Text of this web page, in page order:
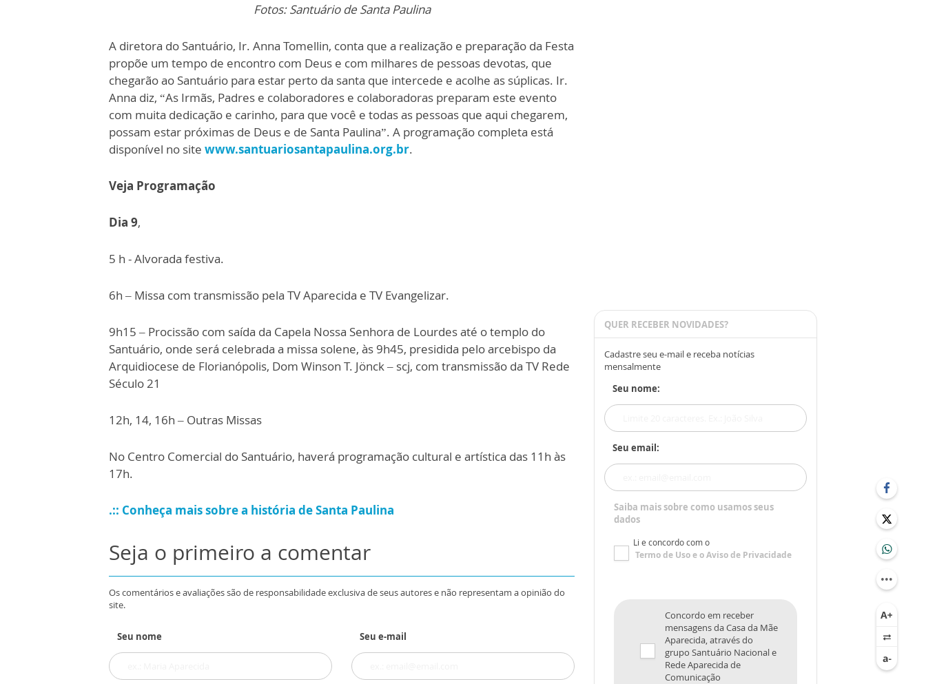
Fotos: Santuário de Santa Paulina
A diretora do Santuário, Ir. Anna Tomellin, conta que a realização e preparação da Festa
propõe um tempo de encontro com Deus e com milhares de pessoas devotas, que
chegarão ao Santuário para estar perto da santa que intercede e acolhe as súplicas. Ir.
Anna diz, “As Irmãs, Padres e colaboradores e colaboradoras preparam este evento
com muita dedicação e carinho, para que você e todas as pessoas que aqui chegarem,
possam estar próximas de Deus e de Santa Paulina”. A programação completa está
disponível no site www.santuariosantapaulina.org.br.
Veja Programação
Dia 9,
5 h - Alvorada festiva.
6h – Missa com transmissão pela TV Aparecida e TV Evangelizar.
9h15 – Procissão com saída da Capela Nossa Senhora de Lourdes até o templo do
Santuário, onde será celebrada a missa solene, às 9h45, presidida pelo arcebispo da
Arquidiocese de Florianópolis, Dom Winson T. Jönck – scj, com transmissão da TV Rede
Século 21
12h, 14, 16h – Outras Missas
No Centro Comercial do Santuário, haverá programação cultural e artística das 11h às
17h.
.:: Conheça mais sobre a história de Santa Paulina
Seja o primeiro a comentar
Os comentários e avaliações são de responsabilidade exclusiva de seus autores e não representam a opinião do
site.
Seu nome Seu e-mail
QUER RECEBER NOVIDADES?
Cadastre seu e-mail e receba notícias
mensalmente
Seu nome:
Seu email:
Saiba mais sobre como usamos seus
dados
Li e concordo com o
Termo de Usoe oAviso de Privacidade
Concordo em receber
mensagens da Casa da Mãe
Aparecida, através do
grupo Santuário Nacional e
Rede Aparecida de
Comunicação